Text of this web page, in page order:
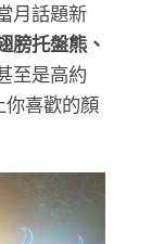
月話題新
膀托盤熊、
至是高約
你喜歡的顏